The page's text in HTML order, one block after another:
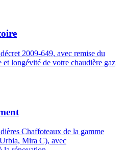
2009-649, avec remise du
longévité de votre chaudière gaz
Chaffoteaux de la gamme
Mira C), avec